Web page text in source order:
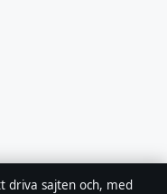
driva sajten och, med